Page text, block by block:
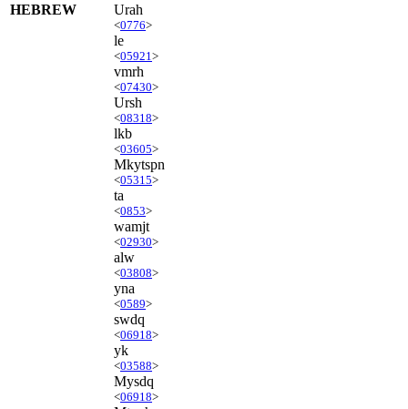
HEBREW Urah
<0776>
le
<05921 >
vmrh
<07430>
Ursh
<08318>
lkb
<03605>
Mkytspn
<05315>
ta
<0853>
wamjt
<02930>
alw
<03808>
yna
<0589>
swdq
<06918>
yk
<03588>
Mysdq
<06918>